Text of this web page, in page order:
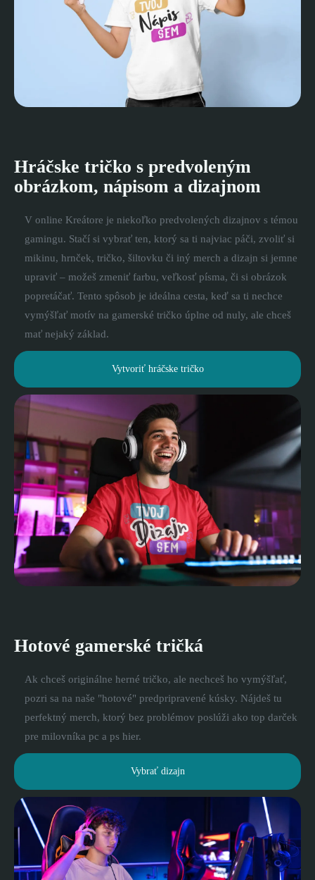
Hráčske tričko s predvoleným
obrázkom, nápisom a dizajnom
V online Kreátore je niekoľko predvolených dizajnov s témou
gamingu. Stačí si vybrať ten, ktorý sa ti najviac páči, zvoliť si
mikinu, hrnček, tričko, šiltovku či iný merch a dizajn si jemne
upraviť – možeš zmeniť farbu, veľkosť písma, či si obrázok
popretáčať. Tento spôsob je ideálna cesta, keď sa ti nechce
vymýšľať motív na gamerské tričko úplne od nuly, ale chceš
mať nejaký základ.
Vytvoriť hráčske tričko
Hotové gamerské tričká
Ak chceš originálne herné tričko, ale nechceš ho vymýšľať,
pozri sa na naše "hotové" predpripravené kúsky. Nájdeš tu
perfektný merch, ktorý bez problémov poslúži ako top darček
pre milovníka pc a ps hier.
Vybrať dizajn